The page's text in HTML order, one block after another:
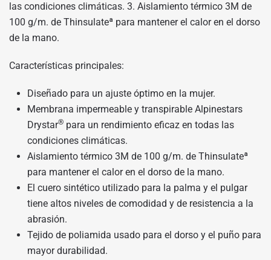
las condiciones climáticas. 3. Aislamiento térmico 3M de
100 g/m. de Thinsulateª para mantener el calor en el dorso
de la mano.
Características principales:
Diseñado para un ajuste óptimo en la mujer.
Membrana impermeable y transpirable Alpinestars
Drystar® para un rendimiento eficaz en todas las
condiciones climáticas.
Aislamiento térmico 3M de 100 g/m. de Thinsulateª
para mantener el calor en el dorso de la mano.
El cuero sintético utilizado para la palma y el pulgar
tiene altos niveles de comodidad y de resistencia a la
abrasión.
Tejido de poliamida usado para el dorso y el puño para
mayor durabilidad.